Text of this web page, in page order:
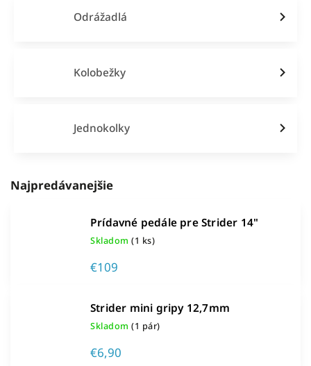
Odrážadlá
Kolobežky
Jednokolky
Najpredávanejšie
Prídavné pedále pre Strider 14"
Skladom (1 ks)
€109
Strider mini gripy 12,7mm
Skladom (1 pár)
€6,90